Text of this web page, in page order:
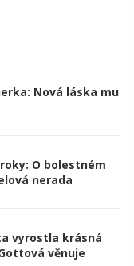
Nová láska mu
O bolestném
nerada
vyrostla krásná
věnuje